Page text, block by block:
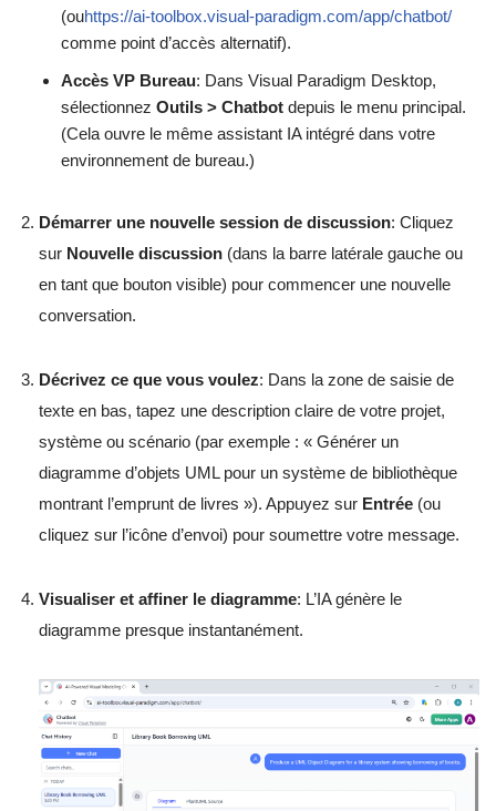
(ouhttps://ai-toolbox.visual-paradigm.com/app/chatbot/
comme point d’accès alternatif).
Accès VP Bureau: Dans Visual Paradigm Desktop,
sélectionnez Outils > Chatbot depuis le menu principal.
(Cela ouvre le même assistant IA intégré dans votre
environnement de bureau.)
Démarrer une nouvelle session de discussion: Cliquez
sur Nouvelle discussion (dans la barre latérale gauche ou
en tant que bouton visible) pour commencer une nouvelle
conversation.
Décrivez ce que vous voulez: Dans la zone de saisie de
texte en bas, tapez une description claire de votre projet,
système ou scénario (par exemple : « Générer un
diagramme d’objets UML pour un système de bibliothèque
montrant l’emprunt de livres »). Appuyez sur Entrée (ou
cliquez sur l’icône d’envoi) pour soumettre votre message.
Visualiser et affiner le diagramme: L’IA génère le
diagramme presque instantanément.